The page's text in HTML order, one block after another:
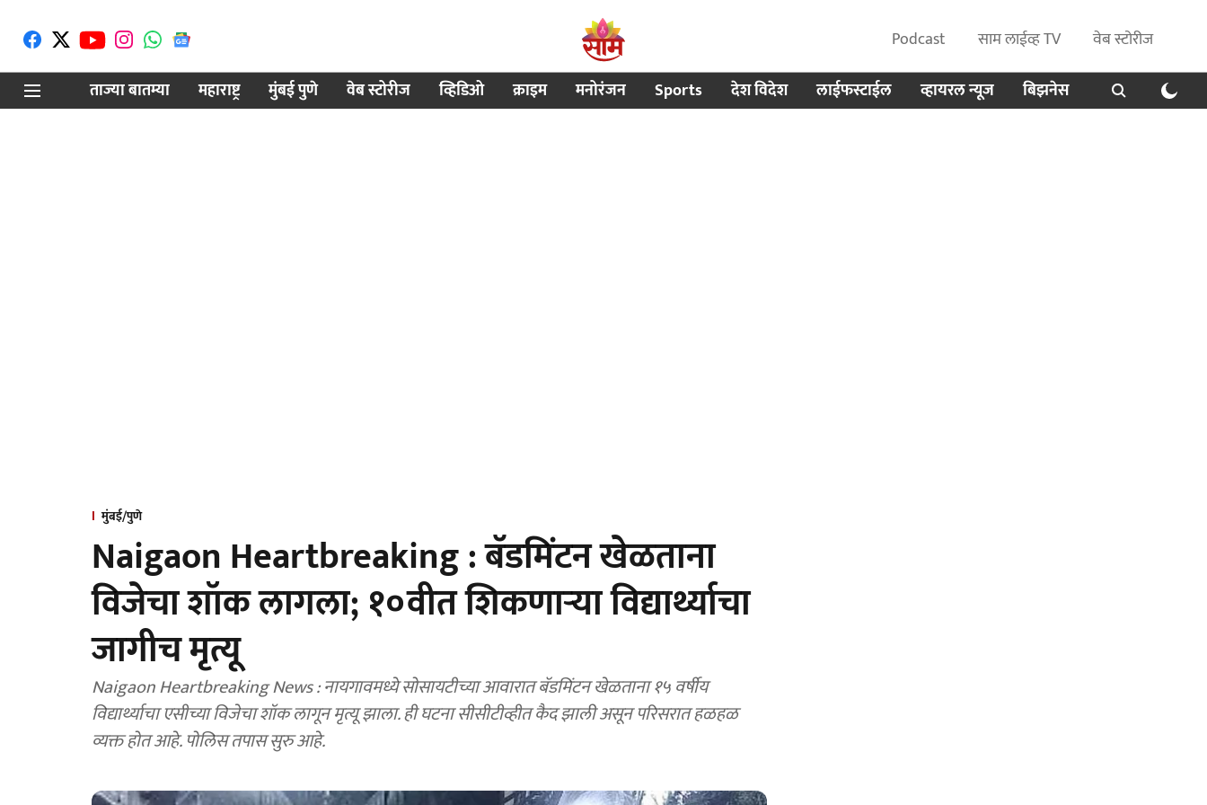
Podcast साम लाईव्ह TV
वेब स्टोरीज
ताज्या बातम्या
महाराष्ट्र मुंबई पुणे वेब स्टोरीज व्हिडिओ क्राइम मनोरंजन Sports देश विदेश लाईफस्टाईल व्हायरल न्यूज बिझनेस
मुंबई/पुणे
Naigaon Heartbreaking : बॅडमिंटन खेळताना
विजेचा शॉक लागला; १०वीत शिकणाऱ्या विद्यार्थ्याचा
जागीच मृत्यू
Naigaon Heartbreaking News : नायगावमध्ये सोसायटीच्या आवारात बॅडमिंटन खेळताना १५ वर्षीय
विद्यार्थ्याचा एसीच्या विजेचा शॉक लागून मृत्यू झाला. ही घटना सीसीटीव्हीत कैद झाली असून परिसरात हळहळ
व्यक्त होत आहे. पोलिस तपास सुरु आहे.